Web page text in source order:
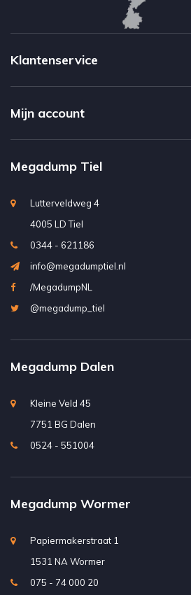
Klantenservice
Mijn account
Megadump Tiel
Lutterveldweg 4
4005 LD Tiel
0344 - 621186
info@megadumptiel.nl
/MegadumpNL
@megadump_tiel
Megadump Dalen
Kleine Veld 45
7751 BG Dalen
0524 - 551004
Megadump Wormer
Papiermakerstraat 1
1531 NA Wormer
075 - 74 000 20